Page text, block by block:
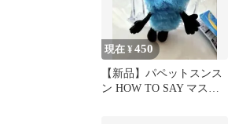
現在 ¥450
【新品】パペットスンス
ン HOW TO SAY マスコ